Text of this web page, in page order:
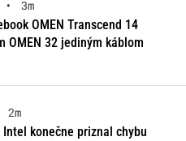
•
3m
OMEN Transcend 14
OMEN 32 jediným káblom
2m
Intel konečne priznal chybu